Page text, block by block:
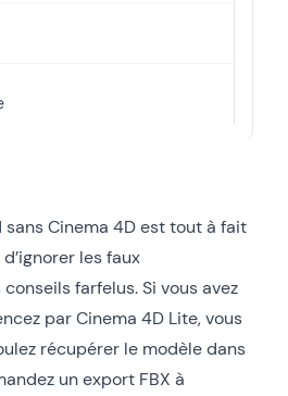
Cinema 4D est tout à fait
les faux
farfelus. Si vous avez
par Cinema 4D Lite, vous
récupérer le modèle dans
un export FBX à